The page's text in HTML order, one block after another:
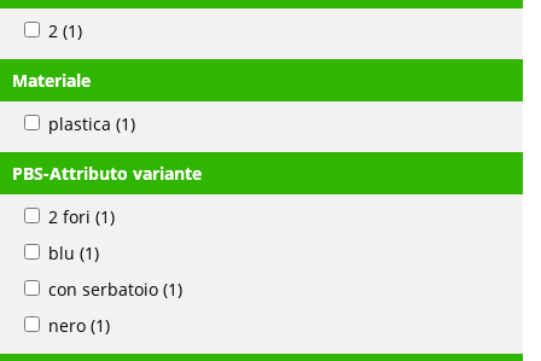
2 (1)
Materiale
plastica (1)
PBS-Attributo variante
2 fori (1)
blu (1)
con serbatoio (1)
nero (1)